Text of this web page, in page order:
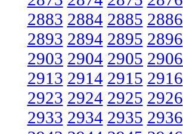
2883 2884 2885 2886
2893 2894 2895 2896
2903 2904 2905 2906
2913 2914 2915 2916
2923 2924 2925 2926
2933 2934 2935 2936